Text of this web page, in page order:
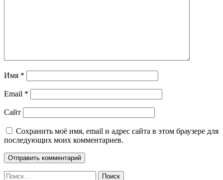
Имя *
Email *
Сайт
Сохранить моё имя, email и адрес сайта в этом браузере для
последующих моих комментариев.
Найти: